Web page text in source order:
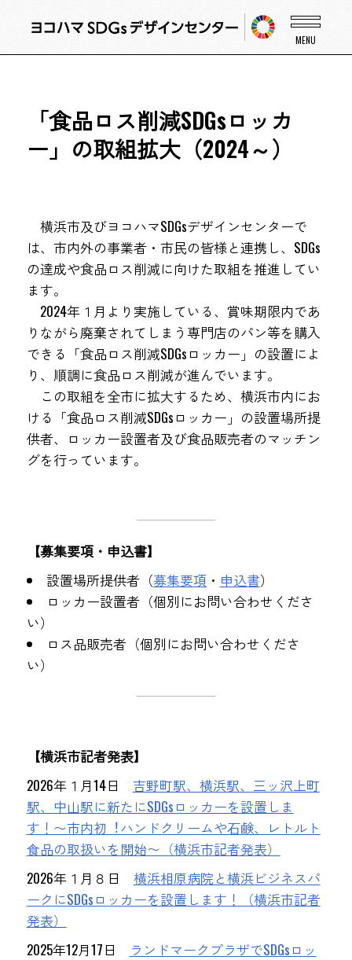
「食品ロス削減SDGsロッカ
ー」の取組拡大（2024～）
横浜市及びヨコハマSDGsデザインセンターで
は、市内外の事業者・市民の皆様と連携し、SDGs
の達成や食品ロス削減に向けた取組を推進してい
ます。
2024年１月より実施している、賞味期限内であ
りながら廃棄されてしまう専門店のパン等を購入
できる「食品ロス削減SDGsロッカー」の設置によ
り、順調に食品ロス削減が進んでいます。
この取組を全市に拡大するため、横浜市内にお
ける「食品ロス削減SDGsロッカー」の設置場所提
供者、ロッカー設置者及び食品販売者のマッチン
グを行っています。
【募集要項・申込書】
設置場所提供者（募集要項・ 申込書）
ロッカー設置者（個別にお問い合わせくださ
い）
ロス品販売者（個別にお問い合わせくださ
い）
【横浜市記者発表】
2026年１月14日 吉野町駅、横浜駅、三ッ沢上町
駅、中山駅に新たにSDGsロッカーを設置しま
す！〜市内初︕ハンドクリームや⽯鹸、レトルト
⾷品の取扱いを開始〜（横浜市記者発表）
2026年１月８日 横浜相原病院と横浜ビジネスパ
ークにSDGsロッカーを設置します！（横浜市記者
発表）
2025年12月17日
ランドマークプラザでSDGsロッ